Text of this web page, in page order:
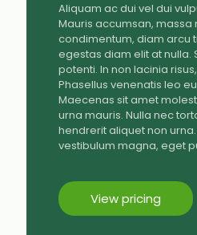
Aliquam ac dui vel dui
Mauris accumsan,
condimentum, diam arcu
egestas diam elit at nulla.
potenti. In non lacinia
Phasellus venenatis leo
Maecenas sit amet
urna mauris. Nulla nec
hendrerit aliquet non
vestibulum magna, eget
View pricing